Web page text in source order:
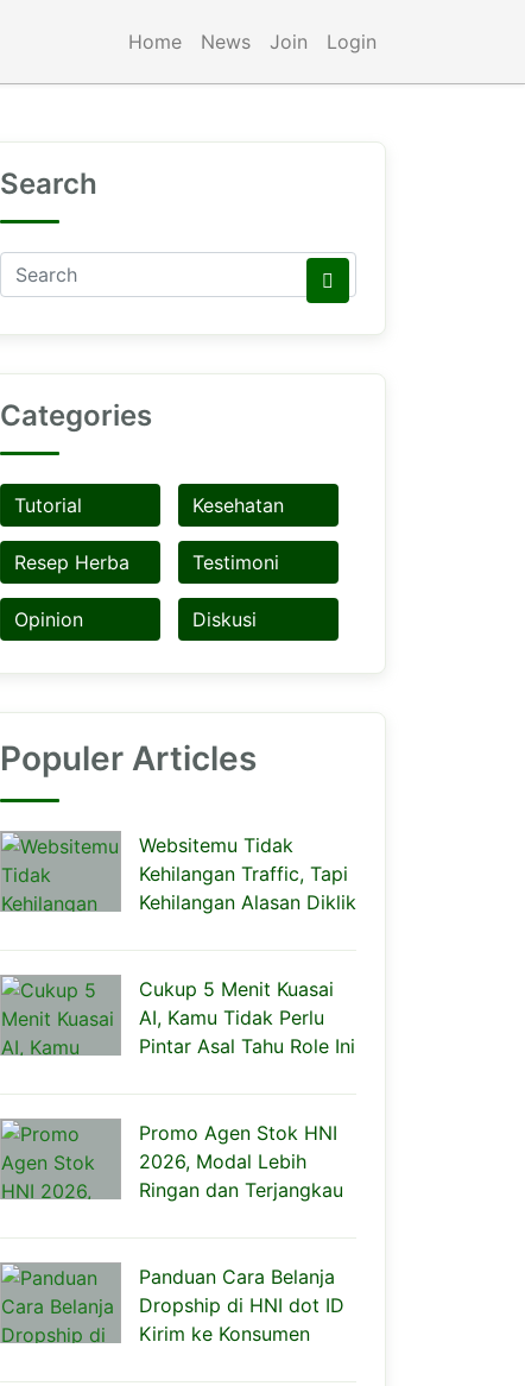
Home News Join Login
Search
Categories
Tutorial Kesehatan
Resep Herba Testimoni
Opinion Diskusi
Populer Articles
Websitemu Tidak
Kehilangan Traffic, Tapi
Kehilangan Alasan Diklik
Cukup 5 Menit Kuasai
AI, Kamu Tidak Perlu
Pintar Asal Tahu Role Ini
Promo Agen Stok HNI
2026, Modal Lebih
Ringan dan Terjangkau
Panduan Cara Belanja
Dropship di HNI dot ID
Kirim ke Konsumen